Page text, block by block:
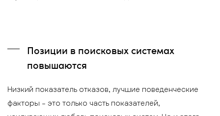
Позиции в поисковых системах
повышаются
Низкий показатель отказов, лучшие поведенческие
факторы – это только часть показателей,